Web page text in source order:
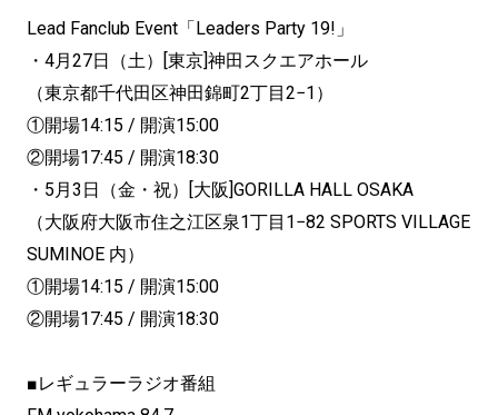
Lead Fanclub Event「Leaders Party 19!」
・4月27日（土）[東京]神田スクエアホール
（東京都千代田区神田錦町2丁目2−1）
①開場14:15 / 開演15:00
②開場17:45 / 開演18:30
・5月3日（金・祝）[大阪]GORILLA HALL OSAKA
（大阪府大阪市住之江区泉1丁目1−82 SPORTS VILLAGE
SUMINOE 内）
①開場14:15 / 開演15:00
②開場17:45 / 開演18:30
■レギュラーラジオ番組